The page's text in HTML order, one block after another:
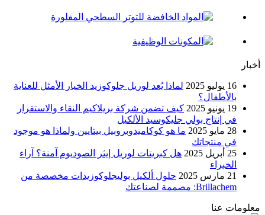
أخبار
16 يوليو 2025
لماذا يُعد لوريل جلوكوزيد الخيار الأمثل للعناية
بالأطفال؟
19 يونيو 2025
كيف تضمن شركة بريلاكيم النقاء والاستقرار
في إنتاج بولي جليكوسيد الألكيل
28 مايو 2025
ما هو كوكاميدوبروبيل بيتايين ولماذا هو موجود
في منتجاتك
25 أبريل 2025
هل كبريتات لوريل إيثر الصوديوم آمنة؟ آراء
الخبراء
21 مارس 2025
حلول ألكيل بوليجلوكوزيدات مخصصة من
Brillachem: مصممة لصناعتك
معلومات عنا